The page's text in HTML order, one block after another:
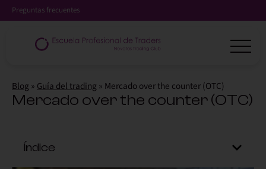
Preguntas frecuentes
Blog » Guía del trading » Mercado over the counter (OTC)
Mercado over the counter (OTC)
Índice